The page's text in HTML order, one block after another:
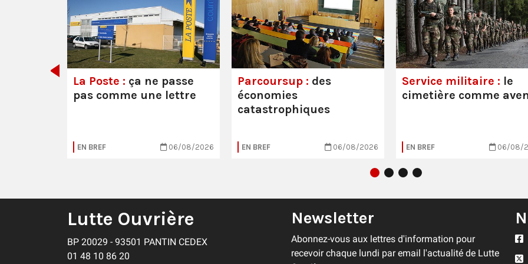
La Poste : ça ne passe
pas comme une lettre
EN BREF 06/08/2026
Parcoursup : des
économies
catastrophiques
EN BREF 06/08/2026
Service militaire : le
cimetière comme
EN BREF 06/08/
Lutte Ouvrière
BP 20029 - 93501 PANTIN CEDEX
01 48 10 86 20
Newsletter
Abonnez-vous aux lettres d'information pour
recevoir chaque lundi par email l'actualité de Lutte